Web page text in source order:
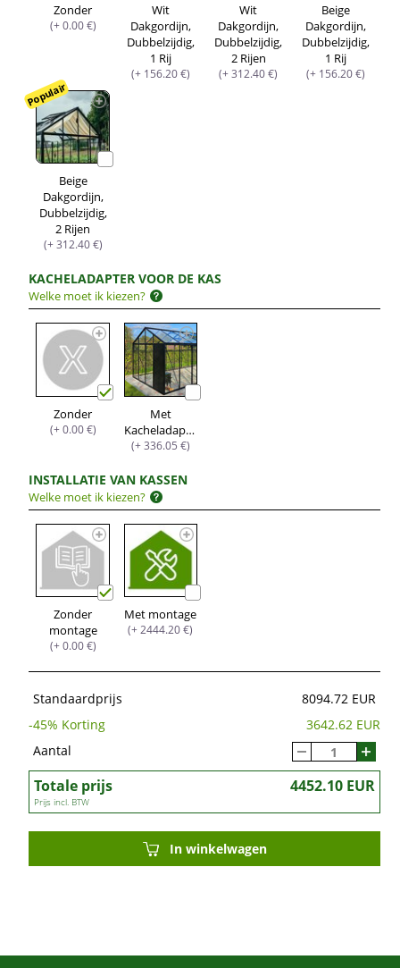
Zonder
(+ 0.00 €)
Wit
Dakgordijn,
Dubbelzijdig,
1 Rij
(+ 156.20 €)
Wit
Dakgordijn,
Dubbelzijdig,
2 Rijen
(+ 312.40 €)
Beige
Dakgordijn,
Dubbelzijdig,
1 Rij
(+ 156.20 €)
Beige
Dakgordijn,
Dubbelzijdig,
2 Rijen
(+ 312.40 €)
Populair
KACHELADAPTER VOOR DE KAS
Welke moet ik kiezen?
Zonder
(+ 0.00 €)
Met
Kacheladapter
(+ 336.05 €)
INSTALLATIE VAN KASSEN
Welke moet ik kiezen?
Zonder
montage
(+ 0.00 €)
Met montage
(+ 2444.20 €)
Standaardprijs
8094.72 EUR
-45% Korting
3642.62 EUR
Aantal
Totale prijs 4452.10 EUR
Prijs incl. BTW
In winkelwagen